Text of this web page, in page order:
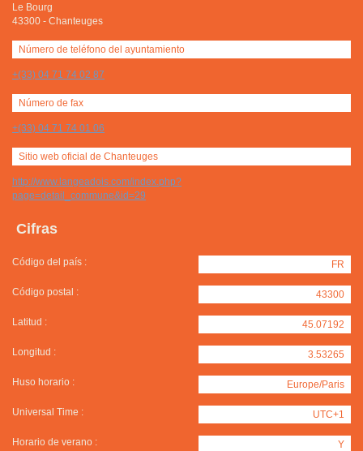
Le Bourg
43300 - Chanteuges
Número de teléfono del ayuntamiento
+(33) 04 71 74 02 87
Número de fax
+(33) 04 71 74 01 06
Sitio web oficial de Chanteuges
http://www.langeadois.com/index.php?
page=detail_commune&id=29
Cifras
Código del país : FR
Código postal : 43300
Latitud : 45.07192
Longitud : 3.53265
Huso horario : Europe/Paris
Universal Time : UTC+1
Horario de verano : Y